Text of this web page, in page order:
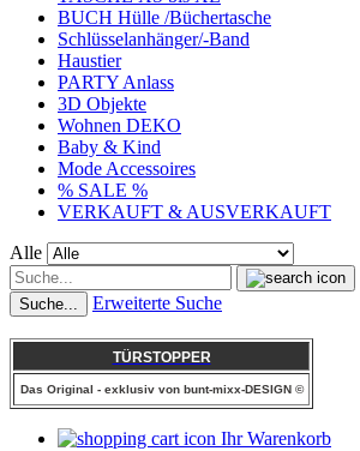
BUCH Hülle /Büchertasche
Schlüsselanhänger/-Band
Haustier
PARTY Anlass
3D Objekte
Wohnen DEKO
Baby & Kind
Mode Accessoires
% SALE %
VERKAUFT & AUSVERKAUFT
Alle
Suche... Erweiterte Suche
TÜRSTOPPER
Das Original - exklusiv von bunt-mixx-DESIGN ©
Ihr Warenkorb